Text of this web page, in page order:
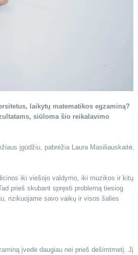
laikytų matematikos egzaminą?
siūloma šio reikalavimo
įgūdžiu, pabrėžia Laura Masiliauskaitė,
iki viešojo valdymo, iki muzikos ir kitų
prieš skubant spręsti problemą tiesiog
rizikuojame savo vaikų ir visos šalies
įvedė daugiau nei prieš dešimtmetį. Jį